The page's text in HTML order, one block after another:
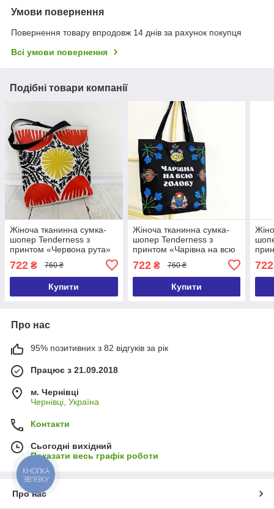
Умови повернення
Повернення товару впродовж 14 днів за рахунок покупця
Всі умови повернення
Подібні товари компанії
Жіноча тканинна сумка-
шопер Tenderness з
принтом «Червона рута»
722 ₴ 760 ₴
Купити
Жіноча тканинна сумка-
шопер Tenderness з
принтом «Чарівна на всю
722₴ 760 ₴
Купити
722
Про нас
95% позитивних з 82 відгуків за рік
Працює з 21.09.2018
м. Чернівці
Чернівці, Україна
Контакти
Сьогодні вихідний
Показати весь графік роботи
Про нас
КНОПКА
ЗВ'ЯЗКУ